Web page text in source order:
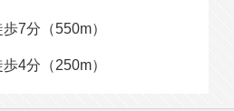
7分（550m）
4分（250m）